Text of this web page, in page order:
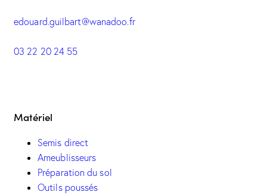
edouard.guilbart@wanadoo.fr
03 22 20 24 55
Matériel
Semis direct
Ameublisseurs
Préparation du sol
Outils poussés